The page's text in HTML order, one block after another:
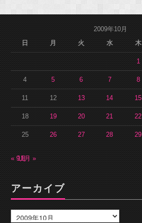
2009年10月
日
月 火 水 木
1
4 5 6 7 8
11 12 13 14 15
18 19 20 21 22
25 26 27 28 29
« 9月
11月 »
アーカイブ
ー